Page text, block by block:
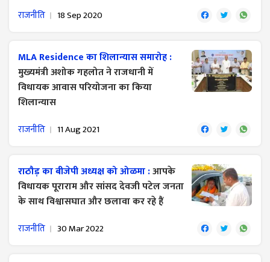
राजनीति 18 Sep 2020
MLA Residence का शिलान्यास समारोह :
मुख्यमंत्री अशोक गहलोत ने राजधानी में
विधायक आवास परियोजना का किया
शिलान्यास
राजनीति 11 Aug 2021
राठौड़ का बीजेपी अध्यक्ष को ओळमा :आपके
विधायक पूराराम और सांसद देवजी पटेल जनता
के साथ विश्वासघात और छलावा कर रहे हैं
राजनीति 30 Mar 2022